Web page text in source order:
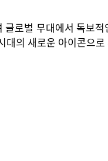
로벌 무대에서 독보
대의 새로운 아이콘으